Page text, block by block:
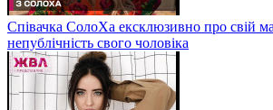
Співачка СолоХа ексклюзивно про свій
непублічність свого чоловіка